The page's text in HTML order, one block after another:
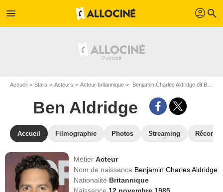
menu profil search
Accueil Stars Acteurs Acteur britannique Benjamin Charles Aldridge dit Ben Aldridge
Ben Aldridge
Accueil Filmographie Photos Streaming
MétierActeur
Nom de naissance Benjamin Charles Aldridge
Nationalité Britannique